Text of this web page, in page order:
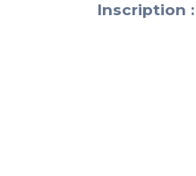
Inscription :